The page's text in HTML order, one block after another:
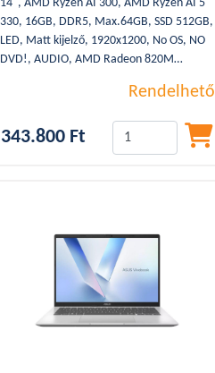
14", AMD Ryzen AI 300, AMD Ryzen AI 5
330, 16GB, DDR5, Max.64GB, SSD 512GB,
LED, Matt kijelző, 1920x1200, No OS, NO
DVD!, AUDIO, AMD Radeon 820M
2xUSB Type-C, 1,46Kg, WEBCAM, HDMI,
Rendelhető
343.800 Ft